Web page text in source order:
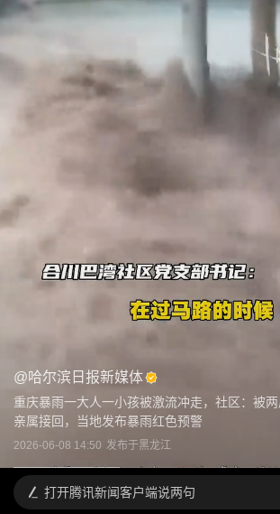
@哈尔滨日报新媒体
重庆暴雨一大人一小孩被激流冲走，社区：被
亲属接回，当地发布暴雨红色预警
2026-06-08 14:50 发布于黑龙江
打开腾讯新闻客户端说两句